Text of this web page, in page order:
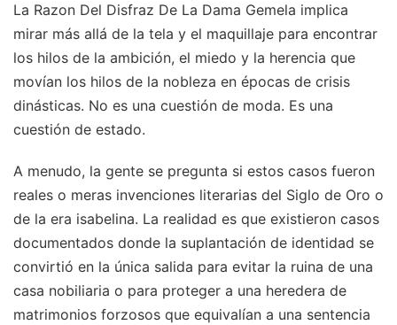
La Razon Del Disfraz De La Dama Gemela implica
mirar más allá de la tela y el maquillaje para encontrar
los hilos de la ambición, el miedo y la herencia que
movían los hilos de la nobleza en épocas de crisis
dinásticas. No es una cuestión de moda. Es una
cuestión de estado.
A menudo, la gente se pregunta si estos casos fueron
reales o meras invenciones literarias del Siglo de Oro o
de la era isabelina. La realidad es que existieron casos
documentados donde la suplantación de identidad se
convirtió en la única salida para evitar la ruina de una
casa nobiliaria o para proteger a una heredera de
matrimonios forzosos que equivalían a una sentencia